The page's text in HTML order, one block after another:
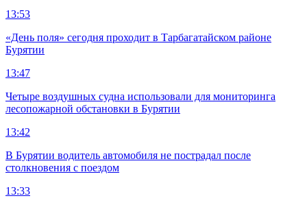
13:53
«День поля» сегодня проходит в Тарбагатайском районе
Бурятии
13:47
Четыре воздушных судна использовали для мониторинга
лесопожарной обстановки в Бурятии
13:42
В Бурятии водитель автомобиля не пострадал после
столкновения с поездом
13:33